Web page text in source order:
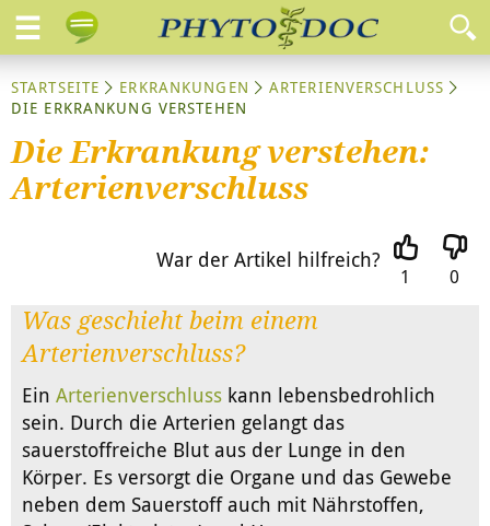
STARTSEITE ERKRANKUNGEN
ARTERIENVERSCHLUSS
DIE ERKRANKUNG VERSTEHEN
Die Erkrankung verstehen:
Arterienverschluss
War der Artikel hilfreich?
1 0
Was geschieht beim einem
Arterienverschluss?
Ein Arterienverschluss kann lebensbedrohlich
sein. Durch die Arterien gelangt das
sauerstoffreiche Blut aus der Lunge in den
Körper. Es versorgt die Organe und das Gewebe
neben dem Sauerstoff auch mit Nährstoffen,